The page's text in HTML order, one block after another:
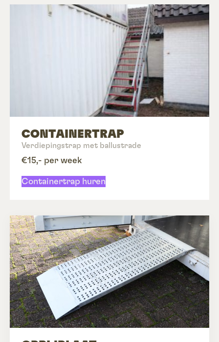
CONTAINERTRAP
Verdiepingstrap met ballustrade
€15,- per week
Containertrap huren